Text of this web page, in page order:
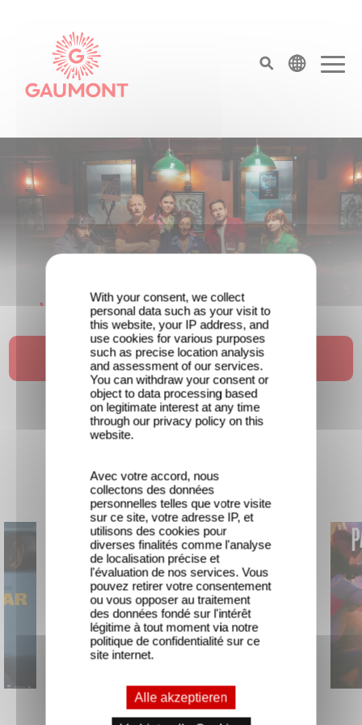
top menu
Gaumont Deutschland – Serien, Filme &
Wenn gebrochene Herzen Rache
wollen: Willkommen im Revenge Club.
Erfahren Sie mehr
Neuheit
Unfamiliar
The Interpreter of
With your consent, we collect
personal data such as your visit to
this website, your IP address, and
use cookies for various purposes
such as precise location analysis
and assessment of our services.
You can withdraw your consent or
object to data processing based
on legitimate interest at any time
through our privacy policy on this
website.
Avec votre accord, nous
collectons des données
personnelles telles que votre visite
sur ce site, votre adresse IP, et
utilisons des cookies pour
diverses finalités comme l'analyse
de localisation précise et
l'évaluation de nos services. Vous
pouvez retirer votre consentement
ou vous opposer au traitement
des données fondé sur l'intérêt
légitime à tout moment via notre
politique de confidentialité sur ce
site internet.
Alle akzeptieren